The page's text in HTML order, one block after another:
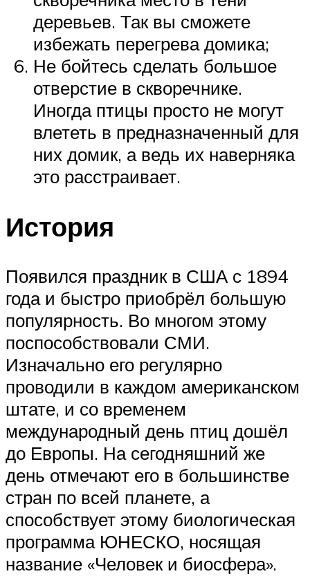
деревьев. Так вы сможете
избежать перегрева домика;
Не бойтесь сделать большое
отверстие в скворечнике.
Иногда птицы просто не могут
влететь в предназначенный для
них домик, а ведь их наверняка
это расстраивает.
История
Появился праздник в США с 1894
года и быстро приобрёл большую
популярность. Во многом этому
поспособствовали СМИ.
Изначально его регулярно
проводили в каждом американском
штате, и со временем
международный день птиц дошёл
до Европы. На сегодняшний же
день отмечают его в большинстве
стран по всей планете, а
способствует этому биологическая
программа ЮНЕСКО, носящая
название «Человек и биосфера».